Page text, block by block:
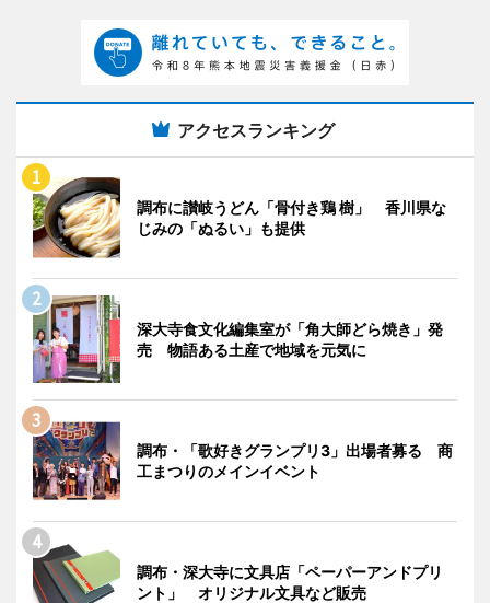
アクセスランキング
調布に讃岐うどん「骨付き鶏 樹」 香川県な
じみの「ぬるい」も提供
深大寺食文化編集室が「角大師どら焼き」発
売 物語ある土産で地域を元気に
調布・「歌好きグランプリ3」出場者募る 商
工まつりのメインイベント
調布・深大寺に文具店「ペーパーアンドプリ
ント」 オリジナル文具など販売